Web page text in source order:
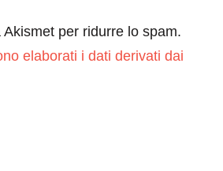
per ridurre lo spam.
elaborati i dati derivati dai